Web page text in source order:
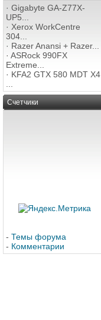
· Gigabyte GA-Z77X-
UP5...
· Xerox WorkCentre
304...
· Razer Anansi + Razer...
· ASRock 990FX
Extreme...
· KFA2 GTX 580 MDT X4
Счетчики
- Темы форума
- Комментарии